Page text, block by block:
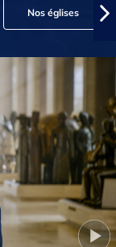
Nos églises